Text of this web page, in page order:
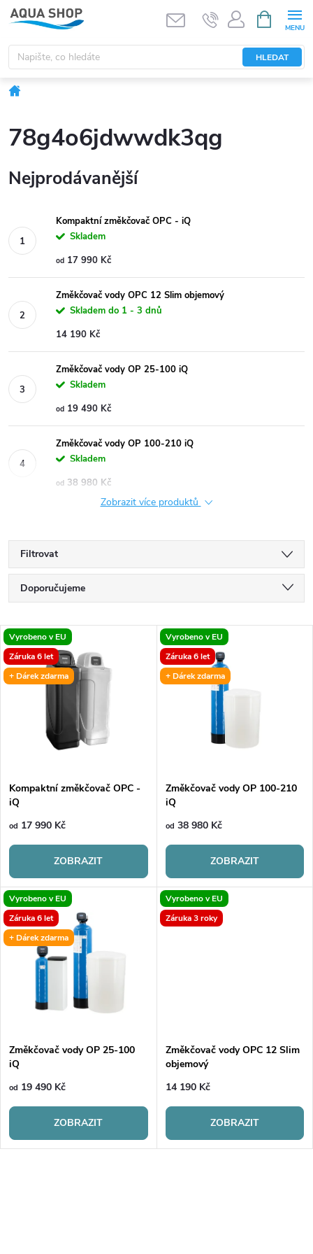
Přejít
na
obsah
HLEDAT
NÁKUPNÍ
KOŠÍK
78g4o6jdwwdk3qg
Nejprodávanější
Kompaktní změkčovač OPC - iQ
Skladem
od 17 990 Kč
Změkčovač vody OPC 12 Slim objemový
Skladem do 1 - 3 dnů
14 190 Kč
Změkčovač vody OP 25-100 iQ
Skladem
od 19 490 Kč
Změkčovač vody OP 100-210 iQ
Skladem
od 38 980 Kč
Zobrazit více produktů
Filtrovat
Ř
a
z
e
p
r
o
d
u
ů
Doporučujeme
Nejdražší
Nejprodávanější
Abecedně
V
ý
s
p
r
o
d
u
ů
Vyrobeno v EU
Záruka 6 let
+ Dárek zdarma
Kompaktní změkčovač OPC -
iQ
od 17 990 Kč
ZOBRAZIT
Vyrobeno v EU
Záruka 6 let
+ Dárek zdarma
Změkčovač vody OP 100-210
iQ
od 38 980 Kč
ZOBRAZIT
Vyrobeno v EU
Záruka 6 let
+ Dárek zdarma
Změkčovač vody OP 25-100
iQ
od 19 490 Kč
ZOBRAZIT
Vyrobeno v EU
Záruka 3 roky
Změkčovač vody OPC 12 Slim
objemový
14 190 Kč
ZOBRAZIT